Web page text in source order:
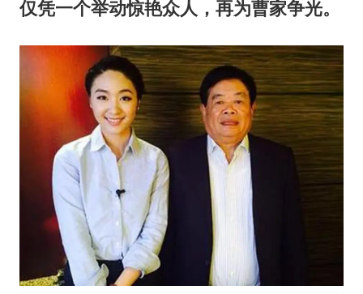
仅凭一个举动惊艳众人，再为曹家争光。